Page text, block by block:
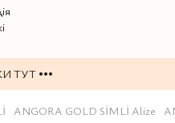
ТУТ •••
ANGORA GOLD SİMLİ Alize